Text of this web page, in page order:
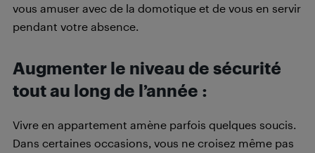
vous amuser avec de la domotique et de vous en servir
pendant votre absence.
Augmenter le niveau de sécurité
tout au long de l’année :
Vivre en appartement amène parfois quelques soucis.
Dans certaines occasions, vous ne croisez même pas